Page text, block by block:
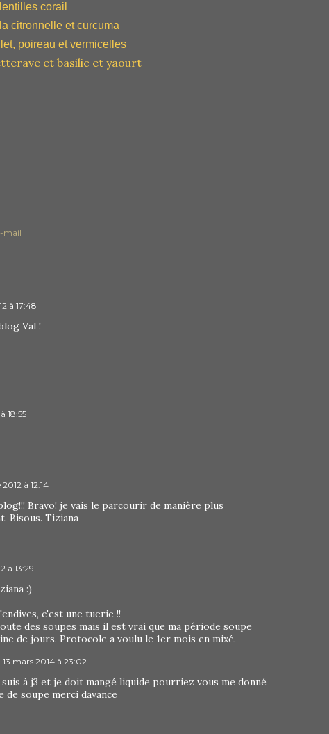
corail
citronnelle et curcuma
poireau et vermicelles
et basilic et yaourt
mail
à 17:48
Val !
18:55
à 12:14
Bravo! je vais le parcourir de manière plus
Bisous. Tiziana
à 13:29
:)
c'est une tuerie !!
des soupes mais il est vrai que ma période soupe
de jours. Protocole a voulu le 1er mois en mixé.
13 mars 2014 à 23:02
à j3 et je doit mangé liquide pourriez vous me donné
de soupe merci davance